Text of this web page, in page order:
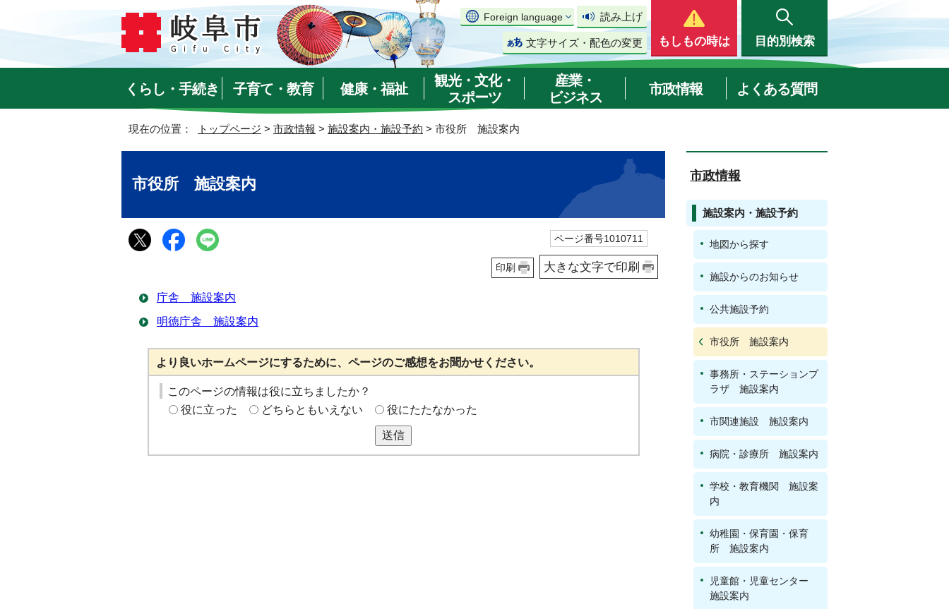
Foreign language 読み上げ
文字サイズ・配色の変更 もしもの時は 目的別検索
くらし・手続き 子育て・教育 健康・福祉
観光・文化・
スポーツ
産業・
ビジネス
市政情報 よくある質問
現在の位置： トップページ > 市政情報 > 施設案内・施設予約 > 市役所 施設案内
市役所 施設案内
ページ番号1010711
印刷 大きな文字で印刷
庁舎 施設案内
明徳庁舎 施設案内
より良いホームページにするために、ページのご感想をお聞かせください。
このページの情報は役に立ちましたか？
役に立った
どちらともいえない 役にたたなかった
送信
市政情報
施設案内・施設予約
地図から探す
施設からのお知らせ
公共施設予約
市役所 施設案内
事務所・ステーションプ
ラザ 施設案内
市関連施設 施設案内
病院・診療所 施設案内
学校・教育機関 施設案
内
幼稚園・保育園・保育
所 施設案内
児童館・児童センター
施設案内